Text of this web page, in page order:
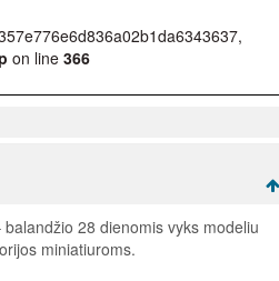
on line 366
28 dienomis vyks modeliu
miniatiuroms.